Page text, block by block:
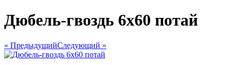
Дюбель-гвоздь 6х60 потай
« ПредыдущийСледующий »